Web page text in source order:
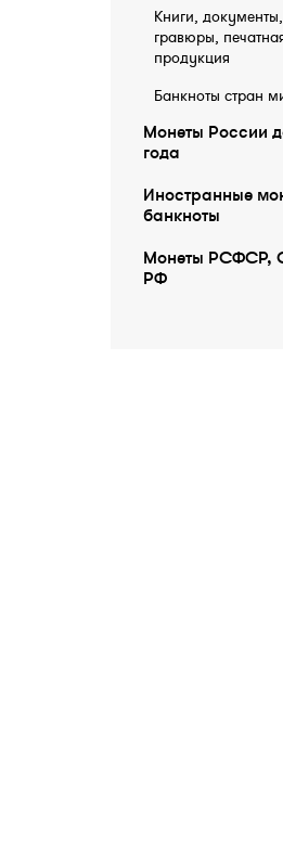
Книги,
гравюры,
продукция
Банкноты стран
Монеты России
года
Иностранные
бaнкноты
Монеты РСФСР,
РФ